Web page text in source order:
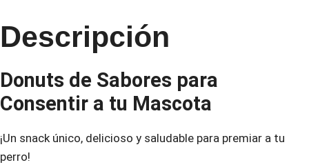
Descripción
Donuts de Sabores para
Consentir a tu Mascota
¡Un snack único, delicioso y saludable para premiar a tu
perro!